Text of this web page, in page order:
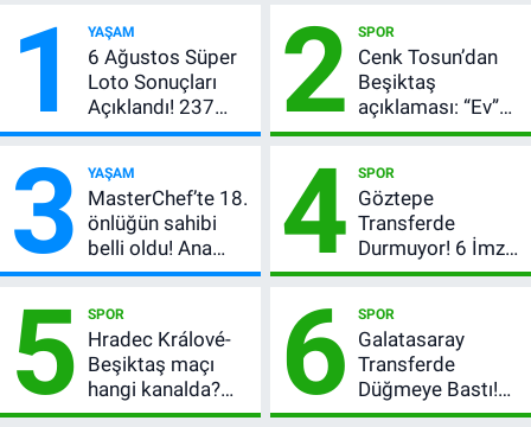
1 YAŞAM
6 Ağustos Süper
Loto Sonuçları
Açıklandı! 237
Milyon TL’lik
2 SPOR
Cenk Tosun’dan
Beşiktaş
açıklaması: “Ev”
dedi, asıl mesajı
verdi
3 YAŞAM
MasterChef’te 18.
önlüğün sahibi
belli oldu! Ana
kadroya giren
oldu?
4 SPOR
Göztepe
Transferde
Durmuyor! 6 İmza
Sonrası Yeni
Oldu
5 SPOR
Hradec Králové-
Beşiktaş maçı
hangi kanalda?
Şifresiz canlı yayın
6 SPOR
Galatasaray
Transferde
Düğmeye Bastı!
Leao, Camavinga